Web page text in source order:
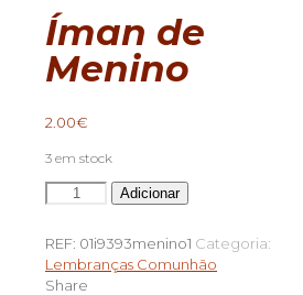
Íman de
Menino
2.00€
3 em stock
Quantidade
de
de
Menino
Adicionar
REF: 01i9393menino1 Categoria:
Lembranças Comunhão
Share